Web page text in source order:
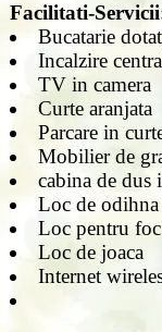
Facilitati-
Bucatarie
Incalzire
TV in camera
Curte aranjata
Parcare in
Mobilier de
cabina de dus
Loc de odihna
Loc pentru foc
Loc de joaca
Internet